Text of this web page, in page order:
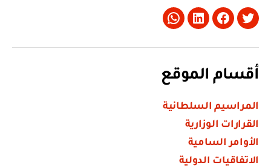
Twitter
Facebook
LinkedIn
Whatsapp
أقسام الموقع
المراسيم السلطانية
القرارات الوزارية
الأوامر السامية
الاتفاقيات الدولية